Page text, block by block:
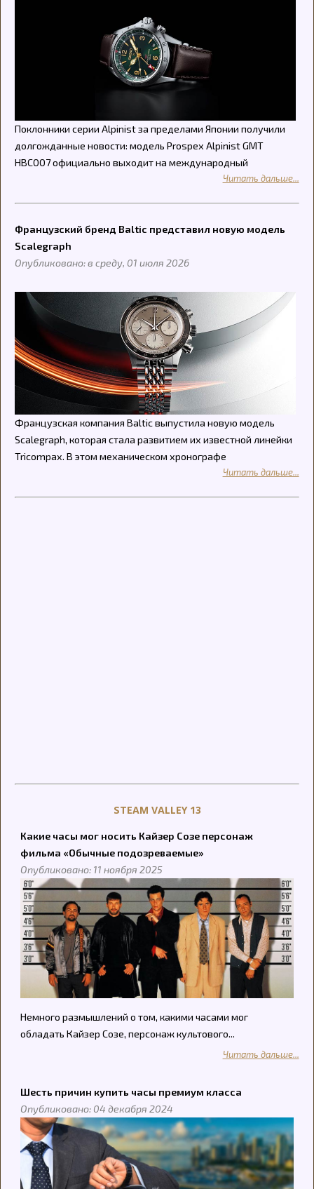
Поклонники серии Alpinist за пределами Японии получили
долгожданные новости: модель Prospex Alpinist GMT
HBC007 официально выходит на международный
Читать дальше...
Французский бренд Baltic представил новую модель
Scalegraph
Опубликовано: в среду, 01 июля 2026
Французская компания Baltic выпустила новую модель
Scalegraph, которая стала развитием их известной линейки
Tricompax. В этом механическом хронографе
Читать дальше...
STEAM VALLEY 13
Какие часы мог носить Кайзер Созе персонаж
фильма «Обычные подозреваемые»
Опубликовано: 11 ноября 2025
Немного размышлений о том, какими часами мог
обладать Кайзер Созе, персонаж культового...
Читать дальше...
Шесть причин купить часы премиум класса
Опубликовано: 04 декабря 2024